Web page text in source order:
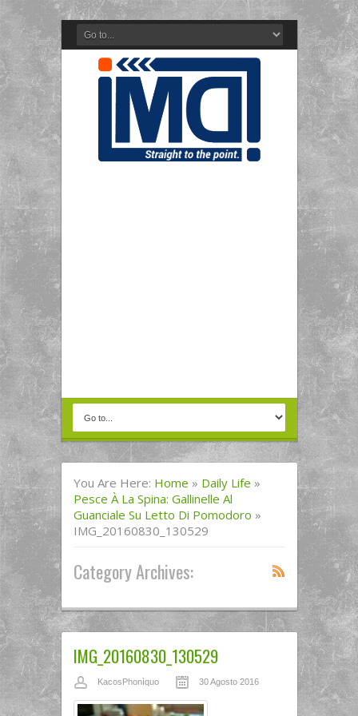
You Are Here: Home » Daily Life »
Pesce À La Spina: Gallinelle Al
Guanciale Su Letto Di Pomodoro »
IMG_20160830_130529
Category Archives:
IMG_20160830_130529
KacosPhonìquo 30 Agosto 2016